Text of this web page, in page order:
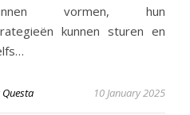
vormen, hun
kunnen sturen en
Questa 10 January 2025